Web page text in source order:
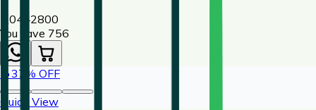
2,0442800
You save ₹ 756
🔥37 % OFF
Quick View